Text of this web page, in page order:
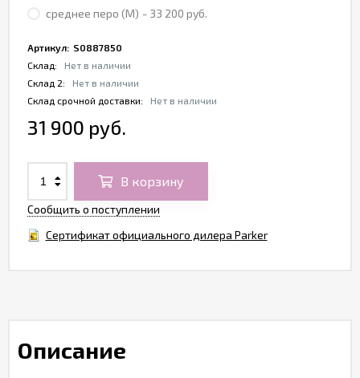
среднее перо (M) - 33 200 руб.
Артикул: S0887850
Склад:
Нет в наличии
Склад 2:
Нет в наличии
Склад срочной доставки:
Нет в наличии
31 900 руб.
В корзину
Сообщить о поступлении
Сертификат официального дилера Parker
Описание